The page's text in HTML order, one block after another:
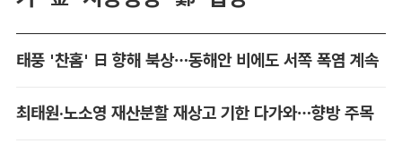
태풍 '찬홈' 日 향해 북상…동해안 비에도 서쪽 폭염 계속
최태원·노소영 재산분할 재상고 기한 다가와…향방 주목